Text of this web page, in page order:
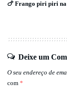
🍗 Frango piri piri
Deixe um
O seu endereço de
com *